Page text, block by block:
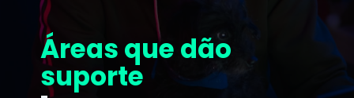
Áreas que dão
suporte